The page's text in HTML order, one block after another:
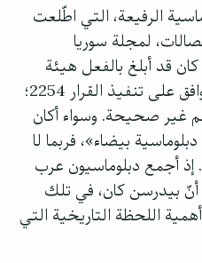
الرفيعة، التي اطّلعت
لمجلة سوريا
قد أبلغ بالفعل هيئة
تحرير الشام بأنّ بشار الأسد وافق على تنفيذ القرار 2254؛
غير صحيحة. وسواء أكان
بيضاء»، فربما لا
إذ أجمع دبلوماسيون عرب
بيدرسن كان، في تلك
اللحظة التاريخية التي